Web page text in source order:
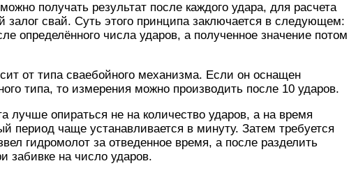
получать результат после каждого удара, для расчета
залог свай. Суть этого принципа заключается в следующем:
определённого числа ударов, а полученное значение потом
от типа сваебойного механизма. Если он оснащен
типа, то измерения можно производить после 10 ударов.
лучше опираться не на количество ударов, а на время
период чаще устанавливается в минуту. Затем требуется
гидромолот за отведенное время, а после разделить
забивке на число ударов.